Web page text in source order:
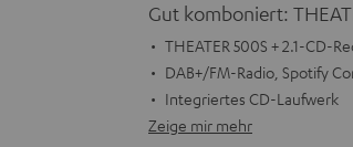
Gut komboniert:
THEATER 500S + 2.1-CD-
DAB+/FM-Radio, Spotify
Integriertes CD-Laufwerk
Zeige mir mehr